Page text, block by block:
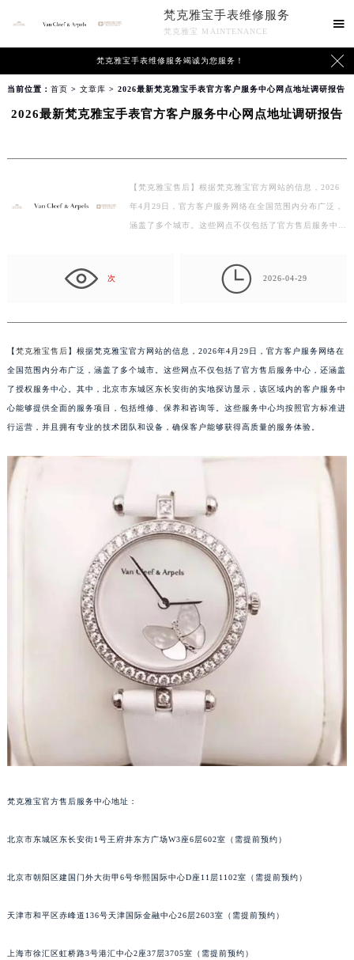
梵克雅宝手表维修服务
梵克雅宝 MAINTENANCE

梵克雅宝手表维修服务竭诚为您服务！ 
当前位置： 首页 > 文章库 > 2026最新梵克雅宝手表官方客户服务中心网点地址调研报告
2026最新梵克雅宝手表官方客户服务中心网点地址调研报告
【梵克雅宝售后】根据梵克雅宝官方网站的信息，2026
年4月29日，官方客户服务网络在全国范围内分布广泛，
涵盖了多个城市。这些网点不仅包括了官方售后服务中
次  2026-04-29
【梵克雅宝售后】根据梵克雅宝官方网站的信息，2026年4月29日，官方客户服务网络在
全国范围内分布广泛，涵盖了多个城市。这些网点不仅包括了官方售后服务中心，还涵盖
了授权服务中心。其中，北京市东城区东长安街的实地探访显示，该区域内的客户服务中
心能够提供全面的服务项目，包括维修、保养和咨询等。这些服务中心均按照官方标准进
行运营，并且拥有专业的技术团队和设备，确保客户能够获得高质量的服务体验。
梵克雅宝官方售后服务中心地址：
北京市东城区东长安街1号王府井东方广场W3座6层602室（需提前预约）
北京市朝阳区建国门外大街甲6号华熙国际中心D座11层1102室（需提前预约）
天津市和平区赤峰道136号天津国际金融中心26层2603室（需提前预约）
上海市徐汇区虹桥路3号港汇中心2座37层3705室（需提前预约）